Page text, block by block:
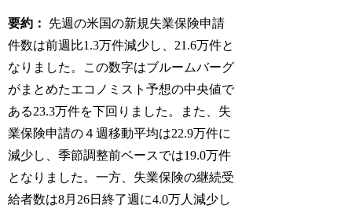
要約：
先週の米国の新規失業保険申請
件数は前週比1.3万件減少し、21.6万件と
なりました。この数字はブルームバーグ
がまとめたエコノミスト予想の中央値で
ある23.3万件を下回りました。また、失
業保険申請の４週移動平均は22.9万件に
減少し、季節調整前ベースでは19.0万件
となりました。一方、失業保険の継続受
給者数は8月26日終了週に4.0万人減少し